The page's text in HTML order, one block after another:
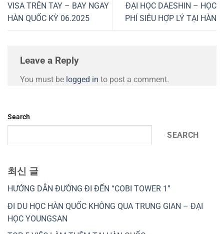
VISA TRÊN TAY – BAY NGAY
HÀN QUỐC KỲ 06.2025
ĐẠI HỌC DAESHIN – HỌC
PHÍ SIÊU HỢP LÝ TẠI HÀN
Leave a Reply
You must be logged in to post a comment.
Search
SEARCH
최신 글
HƯỚNG DẪN ĐƯỜNG ĐI ĐẾN “COBI TOWER 1”
ĐI DU HỌC HÀN QUỐC KHÔNG QUA TRUNG GIAN – ĐẠI
HỌC YOUNGSAN